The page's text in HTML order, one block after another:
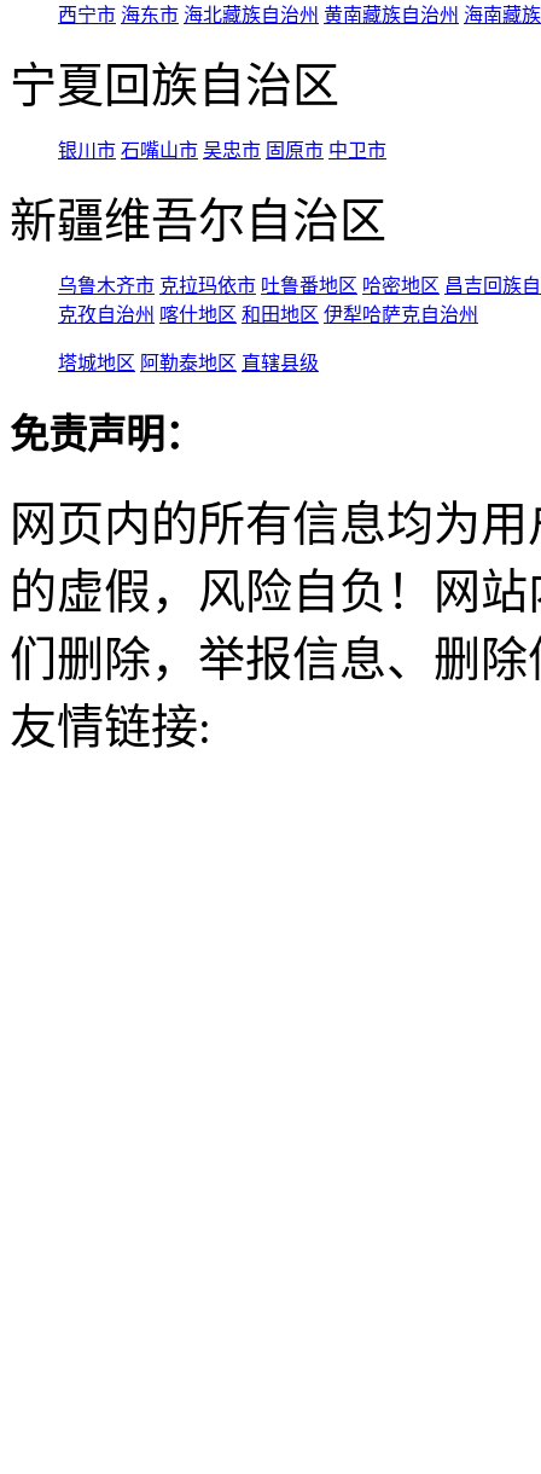
西宁市 海东市 海北藏族自治州 黄南藏族自治州 海南藏
宁夏回族自治区
银川市 石嘴山市 吴忠市 固原市 中卫市
新疆维吾尔自治区
乌鲁木齐市 克拉玛依市 吐鲁番地区 哈密地区 昌吉回族
克孜自治州 喀什地区 和田地区 伊犁哈萨克自治州
塔城地区 阿勒泰地区 直辖县级
免责声明：
网页内的所有信息均为
的虚假，风险自负！网
们删除，举报信息、删
友情链接: